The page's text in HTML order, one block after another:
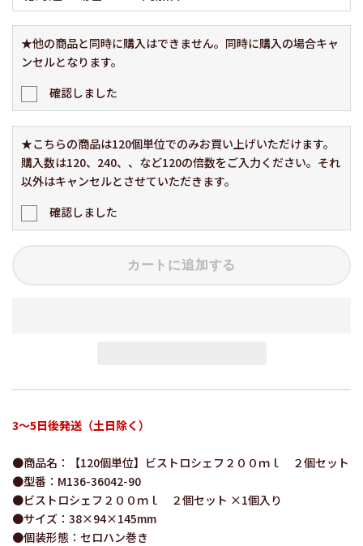
★他の商品と同時に購入はできません。同時に購入の場合キャ
ンセルとなります。
確認しました
★こちらの商品は120個単位でのみお買い上げいただけます。
購入数は120、240、、など120の倍数をご入力ください。それ
以外はキャンセルとさせていただきます。
確認しました
カートに追加する
3～5日後発送（土日除く）
●商品名：【120個単位】ビストロシェフ２００ｍｌ ２個セット
●型番：M136-36042-90
●ビストロシェフ２００ｍｌ ２個セット ×1個入り
●サイズ：38×94×145mm
●個装形態：セロハン巻き